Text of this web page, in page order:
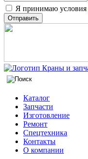
Я принимаю условия
Отправить
Каталог
Запчасти
Изготовление
Ремонт
Спецтехника
Контакты
О компании